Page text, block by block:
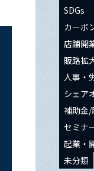
SDGs
カーボ
店舗開
販路拡
人事・
シェア
補助金/
セミナ
起業・
未分類